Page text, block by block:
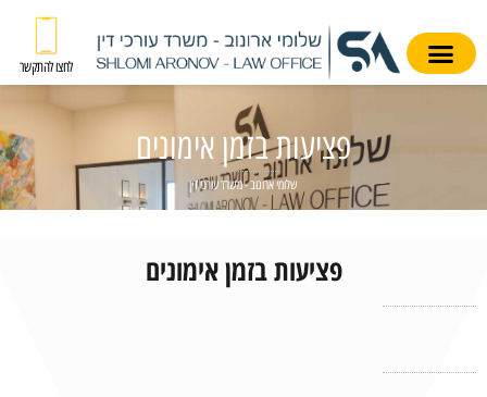
לחצו להתקשר
פציעות בזמן אימונים
שלומי ארונוב - משרד עורכי דין
פציעות בזמן אימונים